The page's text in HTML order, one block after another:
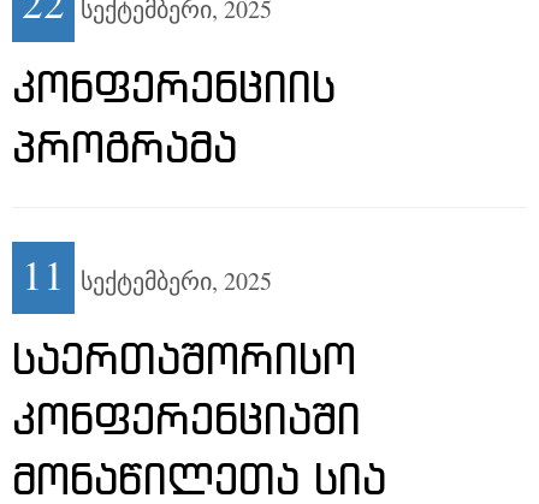
სექტემბერი, 2025
ᲙᲝᲜᲤᲔᲠᲔᲜᲪᲘᲘᲡ
ᲞᲠᲝᲒᲠᲐᲛᲐ
11 სექტემბერი, 2025
ᲡᲐᲔᲠᲗᲐᲨᲝᲠᲘᲡᲝ
ᲙᲝᲜᲤᲔᲠᲔᲜᲪᲘᲐᲨᲘ
ᲛᲝᲜᲐᲬᲘᲚᲔᲗᲐ ᲡᲘᲐ